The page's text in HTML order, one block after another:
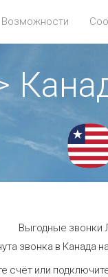
Возможности
Выгодные звонки
звонка в Канада
счёт или